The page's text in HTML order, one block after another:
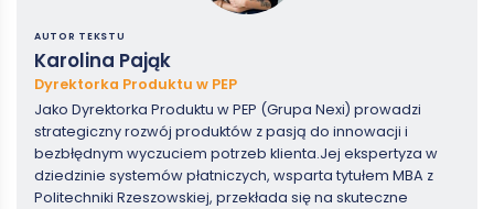
AUTOR TEKSTU
Karolina Pająk
Dyrektorka Produktu w PEP
Jako Dyrektorka Produktu w PEP (Grupa Nexi) prowadzi
strategiczny rozwój produktów z pasją do innowacji i
bezbłędnym wyczuciem potrzeb klienta.Jej ekspertyza w
dziedzinie systemów płatniczych, wsparta tytułem MBA z
Politechniki Rzeszowskiej, przekłada się na skuteczne